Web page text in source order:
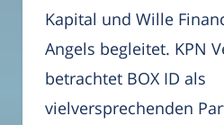
Kapital und Wille
Angels begleitet. KPN
betrachtet BOX ID als
vielversprechenden